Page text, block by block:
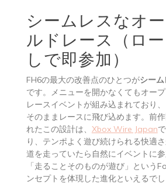
シームレスなオ
ルドレース（ロ
しで即参加）
FH6の最大の改善点のひとつがシー
です。メニューを開かなくてもオー
レースイベントが組み込まれており
そのままレースに飛び込めます。前
れたこの設計は、 Xbox Wire Japan
り、テンポよく遊び続けられる快適さ
道を走っていたら自然にイベントに参
「走ることそのものが遊び」という
ンセプトを体現した進化といえるでし